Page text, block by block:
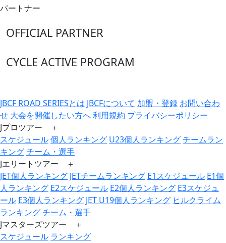
パートナー
OFFICIAL PARTNER
CYCLE ACTIVE PROGRAM
JBCF ROAD SERIESとは JBCFについて 加盟・登録 お問い合わ
せ 大会を開催したい方へ利用規約 プライバシーポリシー
Jプロツアー ＋
スケジュール個人ランキング U23個人ランキングチームラン
キングチーム・選手
Jエリートツアー ＋
JET個人ランキング JETチームランキング E1スケジュール E1個
人ランキング E2スケジュール E2個人ランキング E3スケジュ
ール E3個人ランキング JET U19個人ランキング ヒルクライム
ランキングチーム・選手
Jマスターズツアー ＋
スケジュール ランキング